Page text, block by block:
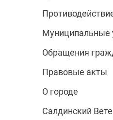
Муниципальные
Обращения
Правовые акты
О городе
Салдинский